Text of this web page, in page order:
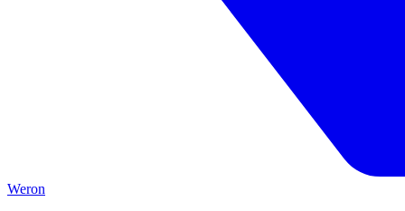
Weron